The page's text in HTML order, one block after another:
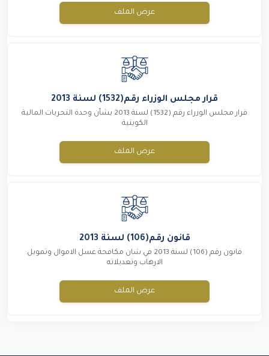
عرض الملف
قرار مجلس الوزراء رقم(1532) لسنة 2013
قرار مجلس الوزراء رقم (1532) لسنة 2013 بشأن وحدة التحريات المالية
الكويتية
عرض الملف
قانون رقم(106) لسنة 2013
قانون رقم (106) لسنة 2013 في شان مكافحة غسل الاموال وتمويل
الارهاب وتعديلاته
عرض الملف